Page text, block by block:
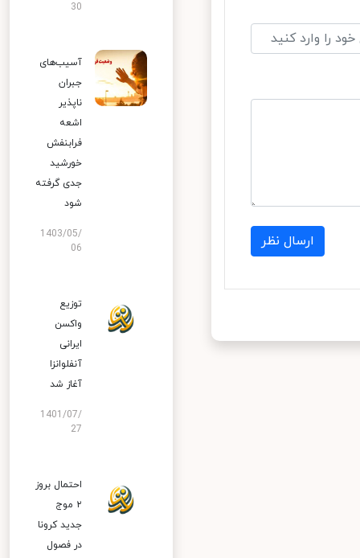
ارسال نظر
30
آسیب‌های
جبران
ناپذیر
اشعه
فرابنفش
خورشید
جدی گرفته
شود
1403/05/
06
توزیع
واکسن
ایرانی
آنفلوانزا
آغاز شد
1401/07/
27
احتمال بروز
۲ موج
جدید کرونا
در فصول